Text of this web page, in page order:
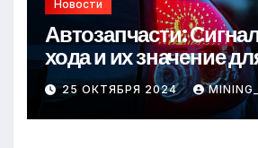
Новости
Автозапчасти:
хода и их значение
безопасности на
25 ОКТЯБРЯ 2024